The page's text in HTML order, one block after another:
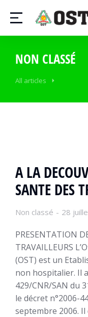
NON CLASSÉ
All articles
A LA
SANTE DES
Non classé 28
PRESENTATION
TRAVAILLEURS
(OST) est un
non hospitalier. Il
429/CNR/SAN du
le décret n°2006-
septembre 2006.